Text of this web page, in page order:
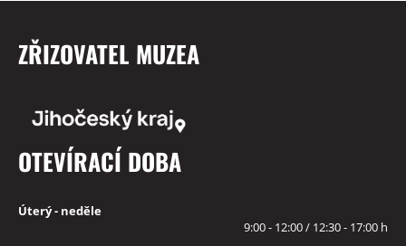
ZŘIZOVATEL MUZEA
OTEVÍRACÍ DOBA
Úterý - neděle
9:00 - 12:00 / 12:30 - 17:00 h